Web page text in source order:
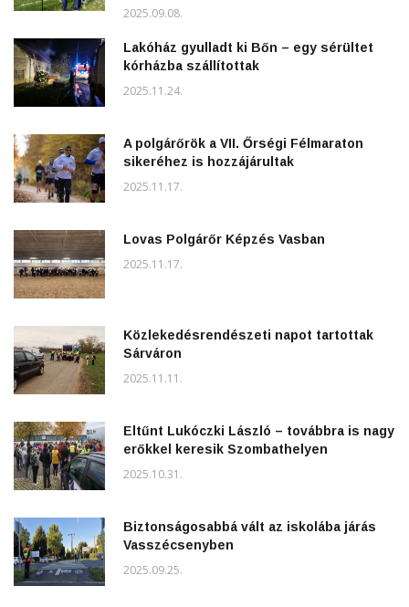
2025.09.08.
Lakóház gyulladt ki Bőn – egy sérültet
kórházba szállítottak
2025.11.24.
A polgárőrök a VII. Őrségi Félmaraton
sikeréhez is hozzájárultak
2025.11.17.
Lovas Polgárőr Képzés Vasban
2025.11.17.
Közlekedésrendészeti napot tartottak
Sárváron
2025.11.11.
Eltűnt Lukóczki László – továbbra is nagy
erőkkel keresik Szombathelyen
2025.10.31.
Biztonságosabbá vált az iskolába járás
Vasszécsenyben
2025.09.25.